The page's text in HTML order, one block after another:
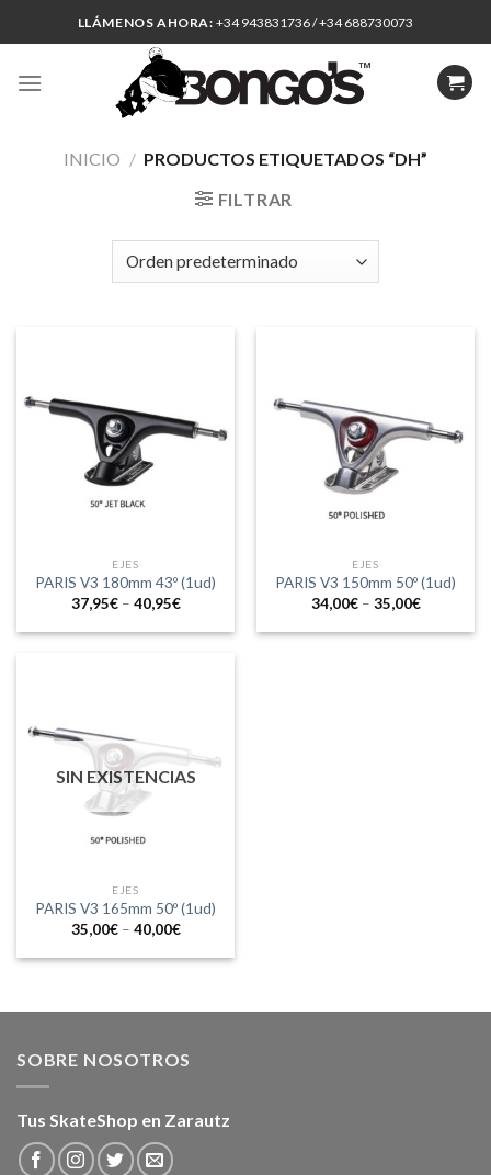
to
LLÁMENOS AHORA:+34 943831736 / +34 688730073
INICIO / PRODUCTOS ETIQUETADOS “DH”
FILTRAR
EJES
PARIS V3 180mm 43º (1ud)
37,95€– 40,95€
EJES
PARIS V3 150mm 50º (1ud)
34,00€– 35,00€
SIN EXISTENCIAS
EJES
PARIS V3 165mm 50º (1ud)
35,00€– 40,00€
SOBRE NOSOTROS
Tus SkateShop en Zarautz